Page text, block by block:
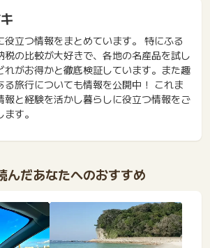
役立つ情報をまとめています。 特にふる
税の比較が大好きで、各地の名産品を試し
れがお得かと徹底検証しています。また趣
る旅行についても情報を公開中！ これま
報と経験を活かし暮らしに役立つ情報をご
す。
んだあなたへのおすすめ